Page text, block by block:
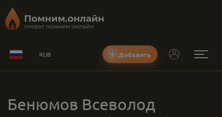
RUB Добавить
Бенюмов Всеволод